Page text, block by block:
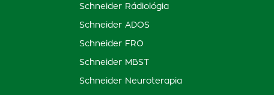
Schneider Rádiológia
Schneider ADOS
Schneider FRO
Schneider MBST
Schneider Neuroterapia